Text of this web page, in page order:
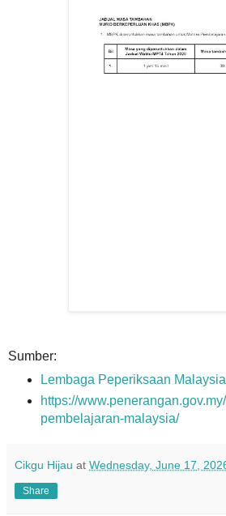
Sumber:
Lembaga Peperiksaan Malaysia
https://
pembelajaran-malaysia/
Cikgu Hijau at Wednesday, June 17,
Share